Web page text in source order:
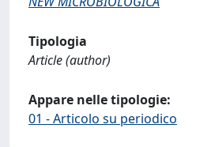
Tipologia
Article (author)
Appare nelle tipologie:
01 - Articolo su periodico